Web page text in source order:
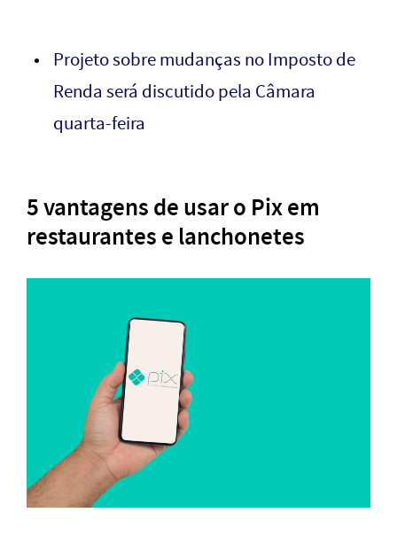
Projeto sobre mudanças no Imposto de
Renda será discutido pela Câmara
quarta-feira
5 vantagens de usar o Pix em
restaurantes e lanchonetes